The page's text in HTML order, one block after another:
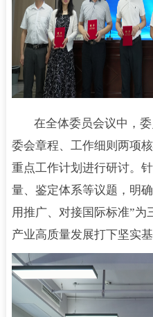
在全体委员会议中，
委会章程、工作细则两项
重点工作计划进行研讨。
量、鉴定体系等议题，明
用推广、对接国际标准”为
产业高质量发展打下坚实基